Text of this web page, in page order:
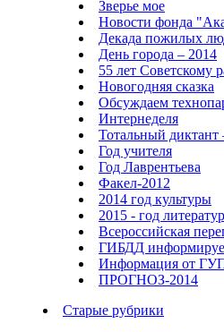
Зверье мое
Новости фонда
Декада пожилых
День города – 2014
55 лет Советскому
Новогодняя сказка
Обсуждаем
Интернеделя
Тотальный диктант
Год учителя
Год Лаврентьева
Факел-2012
2014 год культуры
2015 - год
Всероссийская
ГИБДД
Информация от
ПРОГНОЗ-2014
Старые рубрики